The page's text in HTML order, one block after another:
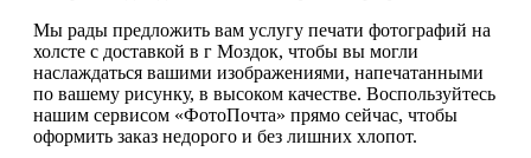
Мы рады предложить вам услугу печати фотографий на
холсте с доставкой в г Моздок, чтобы вы могли
наслаждаться вашими изображениями, напечатанными
по вашему рисунку, в высоком качестве. Воспользуйтесь
нашим сервисом «ФотоПочта» прямо сейчас, чтобы
оформить заказ недорого и без лишних хлопот.